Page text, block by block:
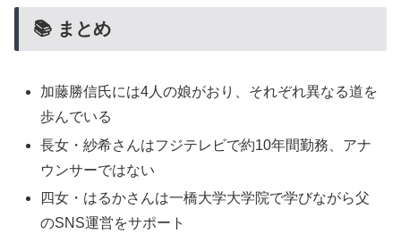
📚 まとめ
加藤勝信氏には4人の娘がおり、それぞれ異なる道を
歩んでいる
長女・紗希さんはフジテレビで約10年間勤務、アナ
ウンサーではない
四女・はるかさんは一橋大学大学院で学びながら父
のSNS運営をサポート